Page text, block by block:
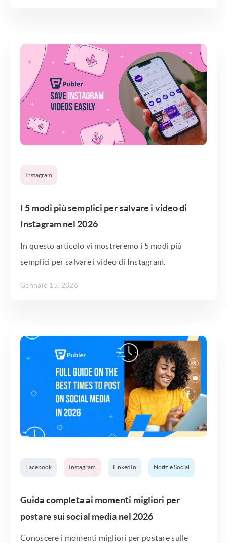
Instagram
I 5 modi più semplici per salvare i video di
Instagram nel 2026
In questo articolo vi mostreremo i 5 modi più
semplici per salvare i video di Instagram.
Gennaio 15, 2026
Facebook Instagram LinkedIn Notizie Social
Guida completa ai momenti migliori per
postare sui social media nel 2026
Conoscere i momenti migliori per postare sulle